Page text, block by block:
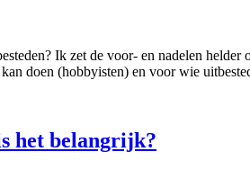
Ik zet de voor- en nadelen helder
doen (hobbyisten) en voor wie
het belangrijk?